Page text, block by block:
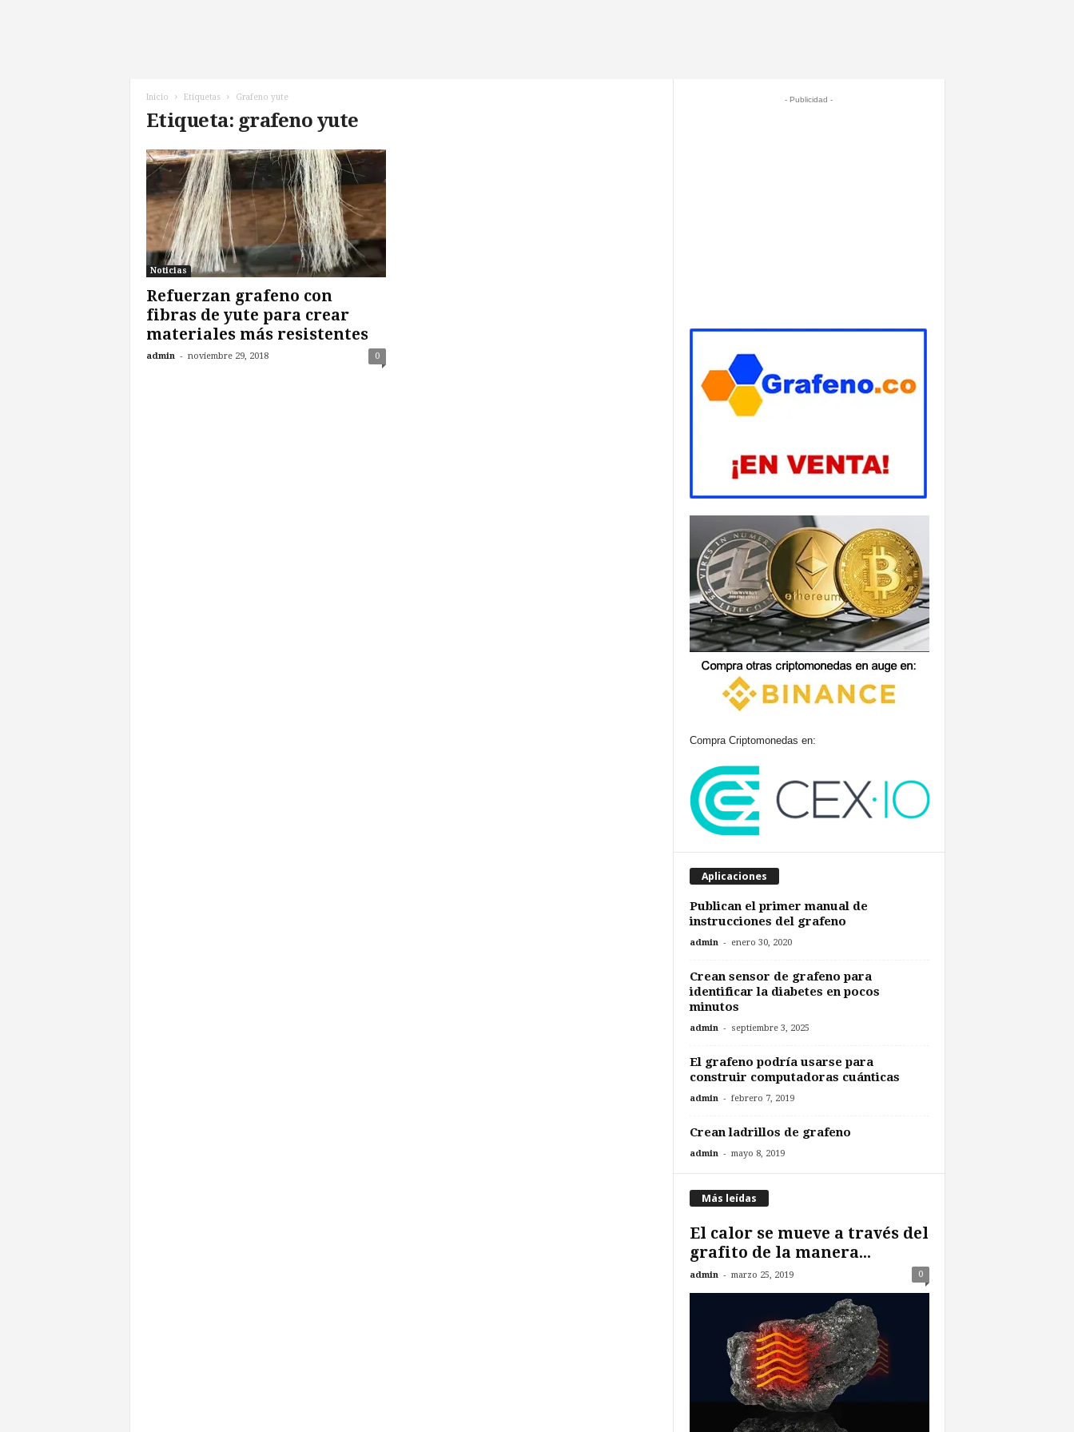
Inicio Etiquetas Grafeno yute
Etiqueta: grafeno yute
Noticias
Refuerzan grafeno con
fibras de yute para crear
materiales más resistentes
admin - noviembre 29, 2018 0
- Publicidad -
Compra Criptomonedas en:
Aplicaciones
Publican el primer manual de
instrucciones del grafeno
admin - enero 30, 2020
Crean sensor de grafeno para
identificar la diabetes en pocos
minutos
admin - septiembre 3, 2025
El grafeno podría usarse para
construir computadoras cuánticas
admin - febrero 7, 2019
Crean ladrillos de grafeno
admin - mayo 8, 2019
Más leídas
El calor se mueve a través del
grafito de la manera...
admin - marzo 25, 2019 0